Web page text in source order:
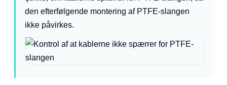
den efterfølgende montering af PTFE-slangen
ikke påvirkes.